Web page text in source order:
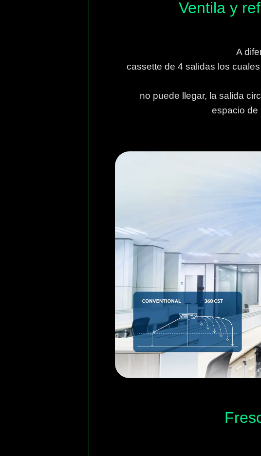
Ventila y
A
cassette de 4 salidas los
no puede llegar, la salida
espacio de